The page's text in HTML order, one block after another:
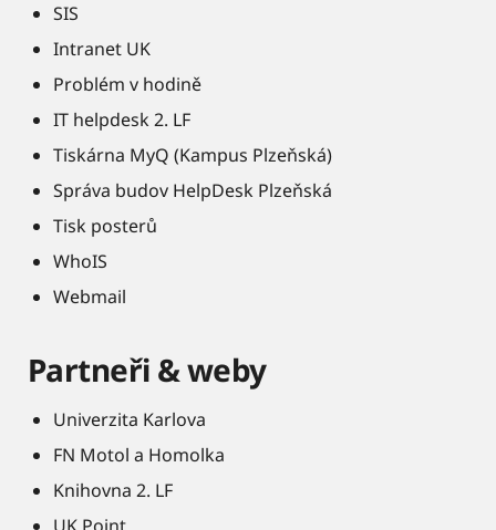
SIS
Intranet UK
Problém v hodině
IT helpdesk 2. LF
Tiskárna MyQ (Kampus Plzeňská)
Správa budov HelpDesk Plzeňská
Tisk posterů
WhoIS
Webmail
Partneři & weby
Univerzita Karlova
FN Motol a Homolka
Knihovna 2. LF